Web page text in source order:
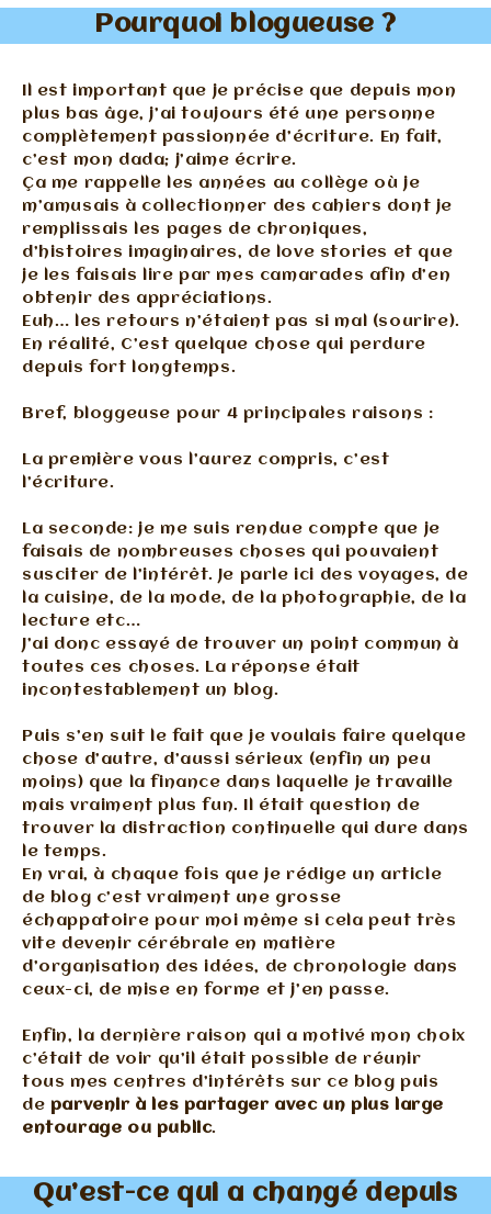
Pourquoi blogueuse ?
Il est important que je précise que depuis mon
plus bas âge, j’ai toujours été une personne
complètement passionnée d’écriture. En fait,
c’est mon dada; j’aime écrire.
Ça me rappelle les années au collège où je
m’amusais à collectionner des cahiers dont je
remplissais les pages de chroniques,
d’histoires imaginaires, de love stories et que
je les faisais lire par mes camarades afin d’en
obtenir des appréciations.
Euh… les retours n’étaient pas si mal (sourire).
En réalité, C’est quelque chose qui perdure
depuis fort longtemps.
Bref, bloggeuse pour 4 principales raisons :
La première vous l’aurez compris, c’est
l’écriture.
La seconde: je me suis rendue compte que je
faisais de nombreuses choses qui pouvaient
susciter de l’intérêt. Je parle ici des voyages, de
la cuisine, de la mode, de la photographie, de la
lecture etc…
J’ai donc essayé de trouver un point commun à
toutes ces choses. La réponse était
incontestablement un blog.
Puis s’en suit le fait que je voulais faire quelque
chose d’autre, d’aussi sérieux (enfin un peu
moins) que la finance dans laquelle je travaille
mais vraiment plus fun. Il était question de
trouver la distraction continuelle qui dure dans
le temps.
En vrai, à chaque fois que je rédige un article
de blog c’est vraiment une grosse
échappatoire pour moi même si cela peut très
vite devenir cérébrale en matière
d’organisation des idées, de chronologie dans
ceux-ci, de mise en forme et j’en passe.
Enfin, la dernière raison qui a motivé mon choix
c’était de voir qu’il était possible de réunir
tous mes centres d’intérêts sur ce blog puis
de parvenir à les partager avec un plus large
entourage ou public.
Qu’est-ce qui a changé depuis